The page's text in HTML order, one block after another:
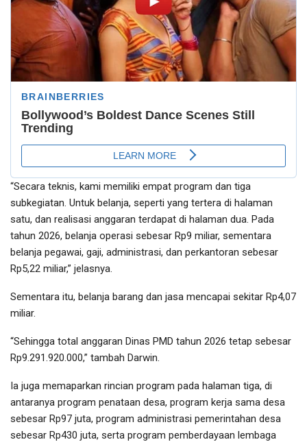
“Secara teknis, kami memiliki empat program dan tiga
subkegiatan. Untuk belanja, seperti yang tertera di halaman
satu, dan realisasi anggaran terdapat di halaman dua. Pada
tahun 2026, belanja operasi sebesar Rp9 miliar, sementara
belanja pegawai, gaji, administrasi, dan perkantoran sebesar
Rp5,22 miliar,” jelasnya.
Sementara itu, belanja barang dan jasa mencapai sekitar Rp4,07
miliar.
“Sehingga total anggaran Dinas PMD tahun 2026 tetap sebesar
Rp9.291.920.000,” tambah Darwin.
Ia juga memaparkan rincian program pada halaman tiga, di
antaranya program penataan desa, program kerja sama desa
sebesar Rp97 juta, program administrasi pemerintahan desa
sebesar Rp430 juta, serta program pemberdayaan lembaga